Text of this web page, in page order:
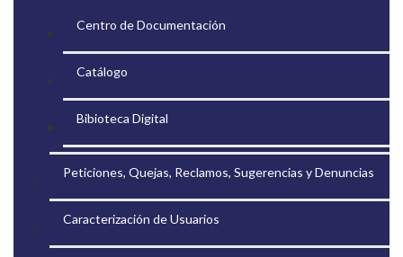
Centro de Documentación
Catálogo
Bibioteca Digital
Peticiones, Quejas, Reclamos, Sugerencias y Denuncias
Caracterización de Usuarios